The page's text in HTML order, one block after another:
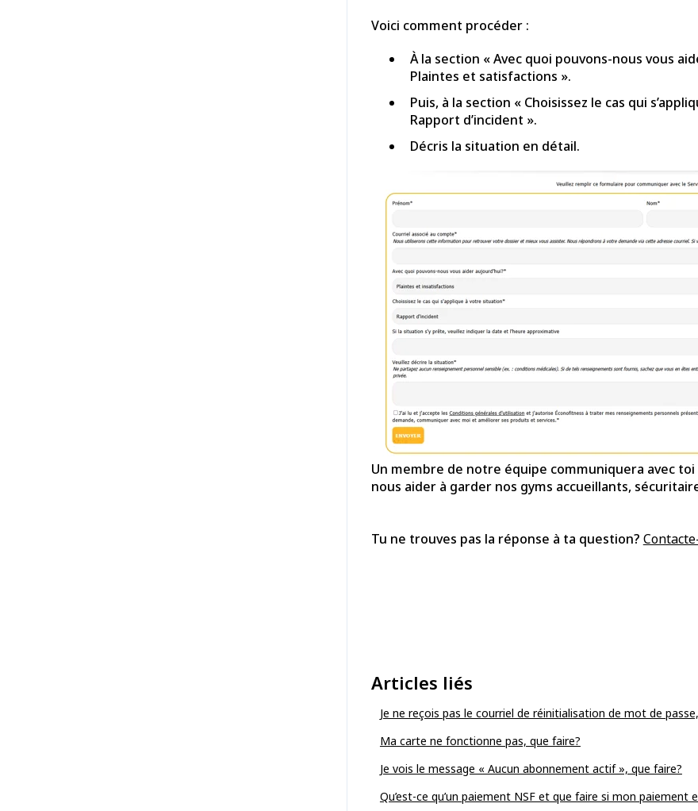
Voici comment procéder :
À la section « Avec quoi pouvons-nous vous
Plaintes et satisfactions ».
Puis, à la section « Choisissez le cas qui
Rapport d’incident ».
Décris la situation en détail.
Un membre de notre équipe communiquera avec
nous aider à garder nos gyms accueillants,
Tu ne trouves pas la réponse à ta question?
Articles liés
Je ne reçois pas le courriel de réinitialisation de mot de
Ma carte ne fonctionne pas, que faire?
Je vois le message « Aucun abonnement actif », que faire?
Qu’est-ce qu’un paiement NSF et que faire si mon paiement